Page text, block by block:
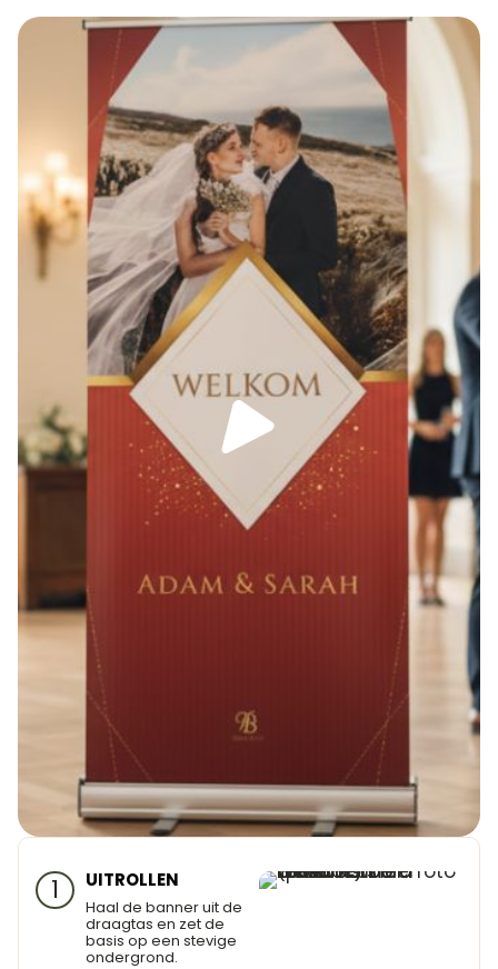
1 UITROLLEN
Haal de banner uit de
draagtas en zet de
basis op een stevige
ondergrond.